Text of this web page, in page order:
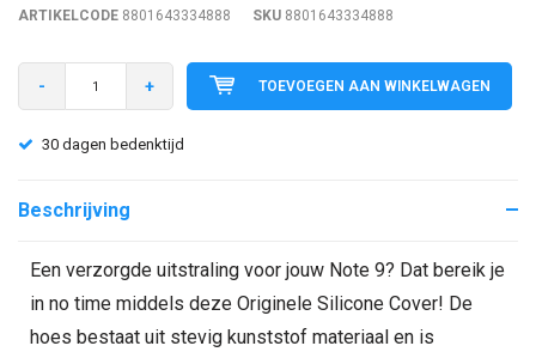
ARTIKELCODE 8801643334888 SKU 8801643334888
- + TOEVOEGEN AAN WINKELWAGEN
30 dagen bedenktijd
Beschrijving
Een verzorgde uitstraling voor jouw Note 9? Dat bereik je
in no time middels deze Originele Silicone Cover! De
hoes bestaat uit stevig kunststof materiaal en is